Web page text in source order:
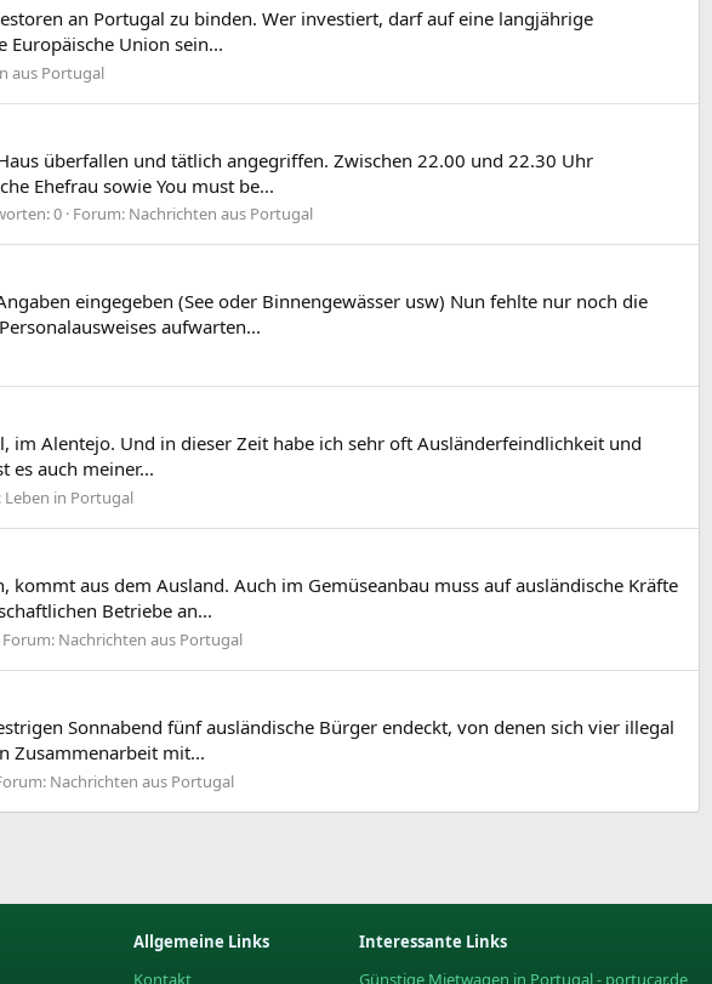
an Portugal zu binden. Wer investiert, darf auf eine langjährige
Union sein...
aus Portugal
überfallen und tätlich angegriffen. Zwischen 22.00 und 22.30 Uhr
Ehefrau sowie You must be...
0 Forum: Nachrichten aus Portugal
eingegeben (See oder Binnengewässer usw) Nun fehlte nur noch die
aufwarten...
im Alentejo. Und in dieser Zeit habe ich sehr oft Ausländerfeindlichkeit und
es auch meiner...
Leben in Portugal
aus dem Ausland. Auch im Gemüseanbau muss auf ausländische Kräfte
Betriebe an...
Forum: Nachrichten aus Portugal
Sonnabend fünf ausländische Bürger endeckt, von denen sich vier illegal
Zusammenarbeit mit...
Nachrichten aus Portugal
Allgemeine Links
Kontakt
Interessante Links
Günstige Mietwagen in Portugal - portucar.de